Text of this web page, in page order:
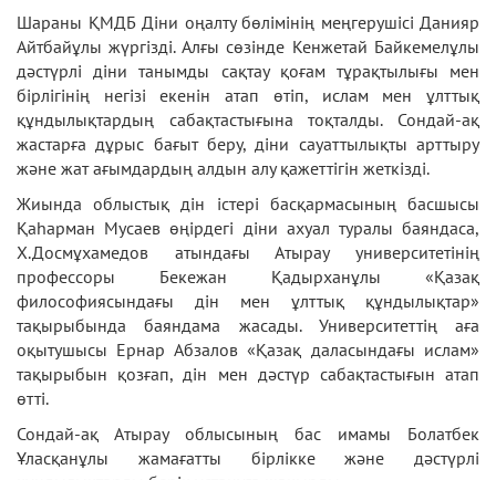
Шараны ҚМДБ Діни оңалту бөлімінің меңгерушісі Данияр
Айтбайұлы жүргізді. Алғы сөзінде Кенжетай Байкемелұлы
дәстүрлі діни танымды сақтау қоғам тұрақтылығы мен
бірлігінің негізі екенін атап өтіп, ислам мен ұлттық
құндылықтардың сабақтастығына тоқталды. Сондай-ақ
жастарға дұрыс бағыт беру, діни сауаттылықты арттыру
және жат ағымдардың алдын алу қажеттігін жеткізді.
Жиында облыстық дін істері басқармасының басшысы
Қаһарман Мусаев өңірдегі діни ахуал туралы баяндаса,
Х.Досмұхамедов атындағы Атырау университетінің
профессоры Бекежан Қадырханұлы «Қазақ
философиясындағы дін мен ұлттық құндылықтар»
тақырыбында баяндама жасады. Университеттің аға
оқытушысы Ернар Абзалов «Қазақ даласындағы ислам»
тақырыбын қозғап, дін мен дәстүр сабақтастығын атап
өтті.
Сондай-ақ Атырау облысының бас имамы Болатбек
Ұласқанұлы жамағатты бірлікке және дәстүрлі